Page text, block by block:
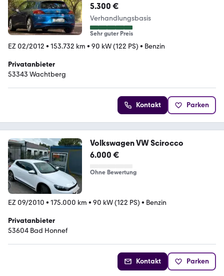
5.300 €
Verhandlungsbasis
Sehr guter Preis
EZ 02/2012 • 153.732 km • 90 kW (122 PS) • Benzin
Privatanbieter
53343 Wachtberg
Kontakt Parken
Volkswagen VW Scirocco
6.000 €
Ohne Bewertung
EZ 09/2010 • 175.000 km • 90 kW (122 PS) • Benzin
Privatanbieter
53604 Bad Honnef
Kontakt Parken